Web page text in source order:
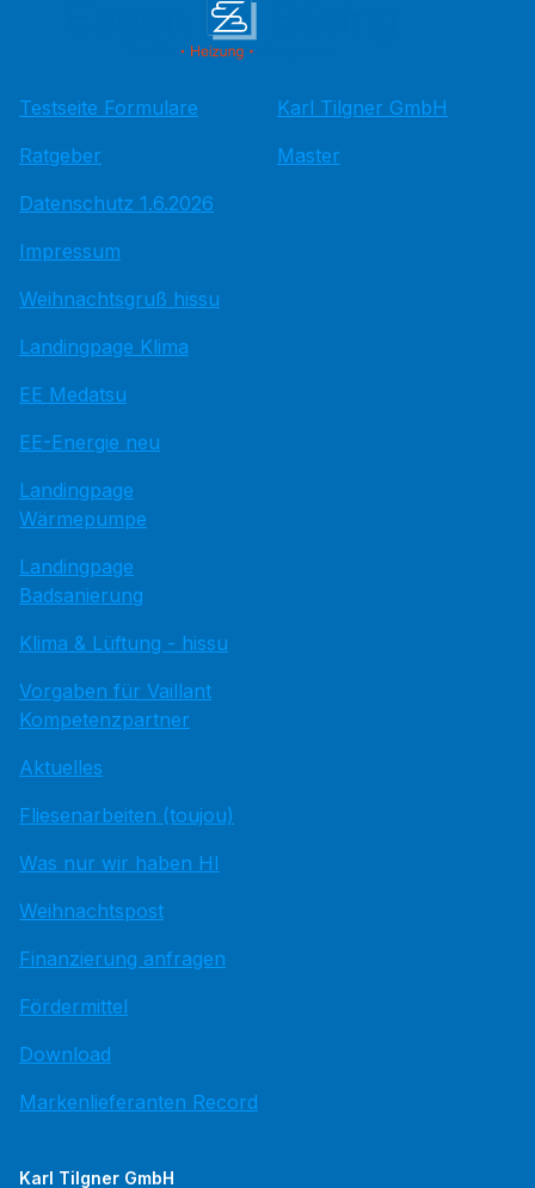
Testseite Formulare
Ratgeber
Datenschutz 1.6.2026
Impressum
Weihnachtsgruß hissu
Landingpage Klima
EE Medatsu
EE-Energie neu
Landingpage
Wärmepumpe
Landingpage
Badsanierung
Klima & Lüftung - hissu
Vorgaben für Vaillant
Kompetenzpartner
Aktuelles
Fliesenarbeiten (toujou)
Was nur wir haben HI
Weihnachtspost
Finanzierung anfragen
Fördermittel
Download
Markenlieferanten Record
Karl Tilgner GmbH
Master
Karl Tilgner GmbH